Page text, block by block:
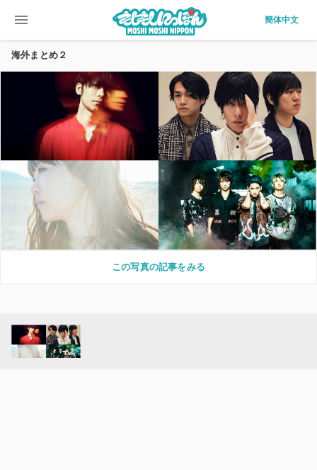
menu 簡体中文
海外まとめ２
この写真の記事をみる